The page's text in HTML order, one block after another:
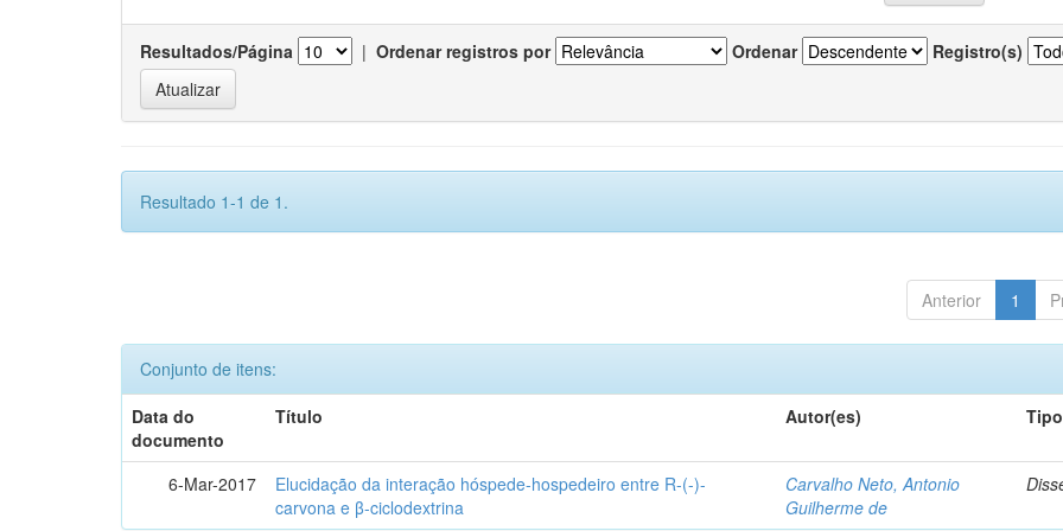
Resultados/Página | Ordenar registros por Ordenar Registro(s)
Resultado 1-1 de 1.
Anterior 1
Conjunto de itens:
Data do
documento
Título Autor(es) Tipo
6-Mar-2017
Elucidação da interação hóspede-hospedeiro entre R-(-)-
carvona e β-ciclodextrina
Carvalho Neto, Antonio
Guilherme de